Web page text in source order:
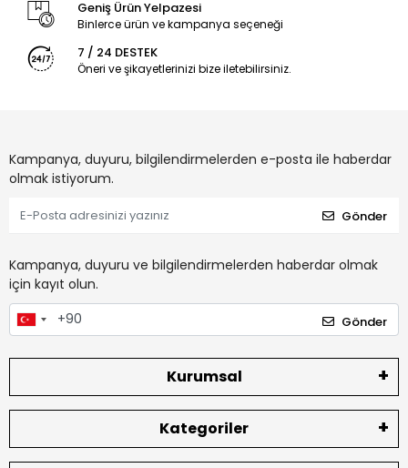
Geniş Ürün Yelpazesi
Binlerce ürün ve kampanya seçeneği
7 / 24 DESTEK
Öneri ve şikayetlerinizi bize iletebilirsiniz.
Kampanya, duyuru, bilgilendirmelerden e-posta ile haberdar
olmak istiyorum.
Gönder
Kampanya, duyuru ve bilgilendirmelerden haberdar olmak
için kayıt olun.
Gönder
Kurumsal
Kategoriler